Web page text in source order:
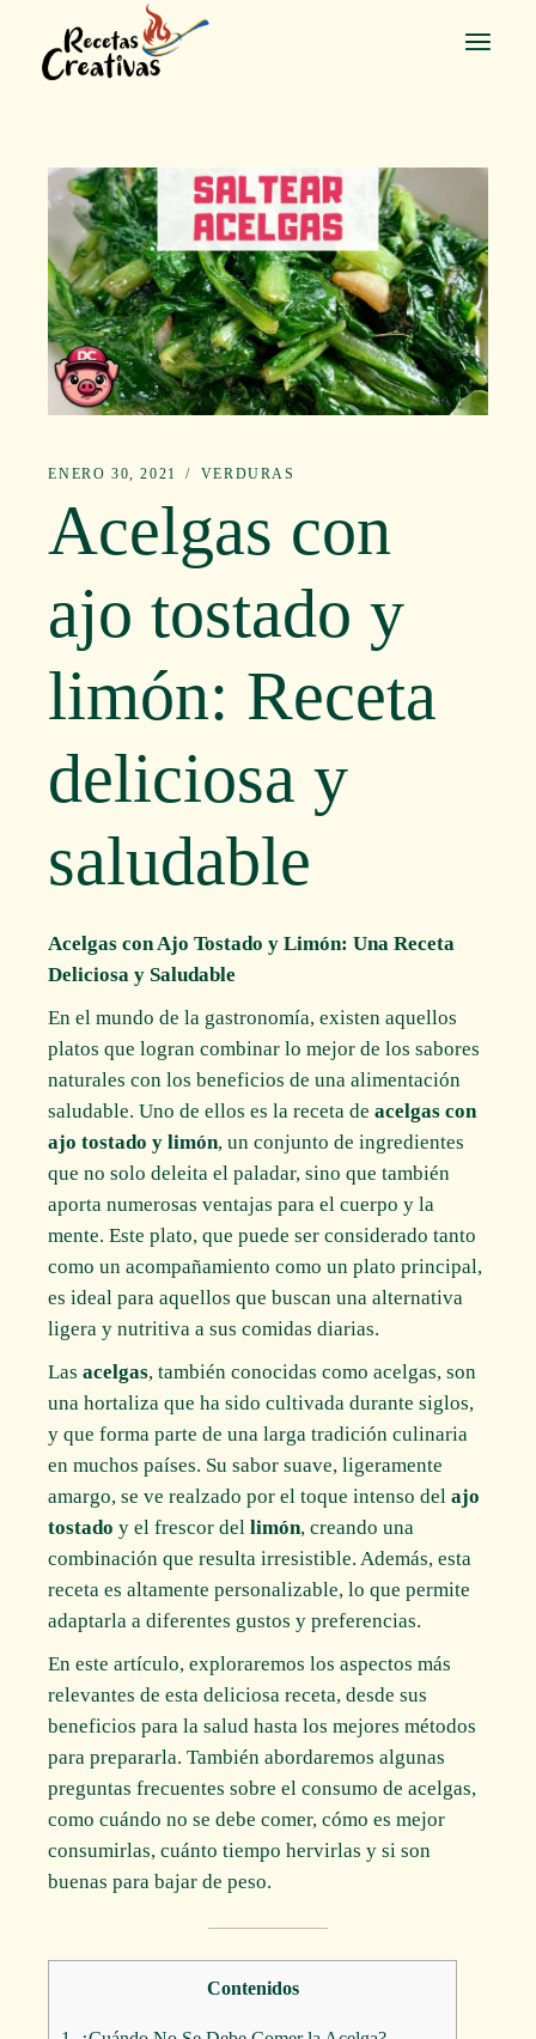
contenido
ENERO 30, 2021 VERDURAS
Acelgas con
ajo tostado y
limón: Receta
deliciosa y
saludable
Acelgas con Ajo Tostado y Limón: Una Receta
Deliciosa y Saludable
En el mundo de la gastronomía, existen aquellos
platos que logran combinar lo mejor de los sabores
naturales con los beneficios de una alimentación
saludable. Uno de ellos es la receta deacelgas con
ajo tostado y limón, un conjunto de ingredientes
que no solo deleita el paladar, sino que también
aporta numerosas ventajas para el cuerpo y la
mente. Este plato, que puede ser considerado tanto
como un acompañamiento como un plato principal,
es ideal para aquellos que buscan una alternativa
ligera y nutritiva a sus comidas diarias.
Lasacelgas, también conocidas como acelgas, son
una hortaliza que ha sido cultivada durante siglos,
y que forma parte de una larga tradición culinaria
en muchos países. Su sabor suave, ligeramente
amargo, se ve realzado por el toque intenso delajo
tostado y el frescor dellimón, creando una
combinación que resulta irresistible. Además, esta
receta es altamente personalizable, lo que permite
adaptarla a diferentes gustos y preferencias.
En este artículo, exploraremos los aspectos más
relevantes de esta deliciosa receta, desde sus
beneficios para la salud hasta los mejores métodos
para prepararla. También abordaremos algunas
preguntas frecuentes sobre el consumo de acelgas,
como cuándo no se debe comer, cómo es mejor
consumirlas, cuánto tiempo hervirlas y si son
buenas para bajar de peso.
Contenidos